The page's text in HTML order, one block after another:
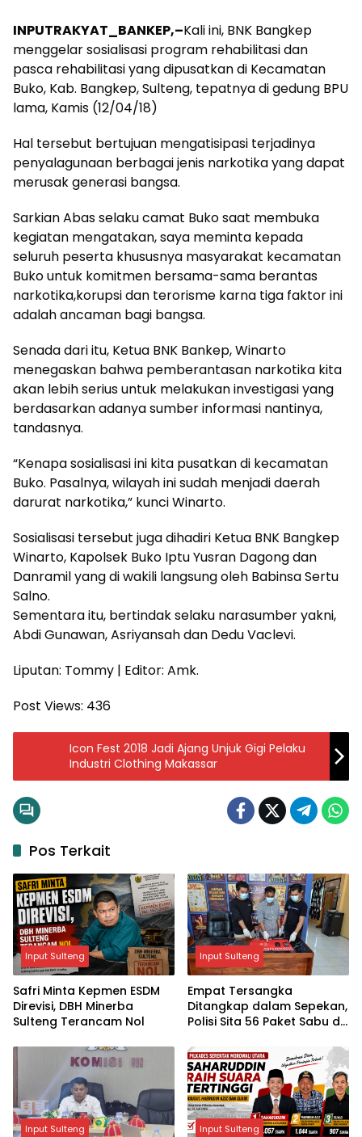
INPUTRAKYAT_BANKEP,–Kali ini, BNK Bangkep
menggelar sosialisasi program rehabilitasi dan
pasca rehabilitasi yang dipusatkan di Kecamatan
Buko, Kab. Bangkep, Sulteng, tepatnya di gedung BPU
lama, Kamis (12/04/18)
Hal tersebut bertujuan mengatisipasi terjadinya
penyalagunaan berbagai jenis narkotika yang dapat
merusak generasi bangsa.
Sarkian Abas selaku camat Buko saat membuka
kegiatan mengatakan, saya meminta kepada
seluruh peserta khususnya masyarakat kecamatan
Buko untuk komitmen bersama-sama berantas
narkotika,korupsi dan terorisme karna tiga faktor ini
adalah ancaman bagi bangsa.
Senada dari itu, Ketua BNK Bankep, Winarto
menegaskan bahwa pemberantasan narkotika kita
akan lebih serius untuk melakukan investigasi yang
berdasarkan adanya sumber informasi nantinya,
tandasnya.
“Kenapa sosialisasi ini kita pusatkan di kecamatan
Buko. Pasalnya, wilayah ini sudah menjadi daerah
darurat narkotika,” kunci Winarto.
Sosialisasi tersebut juga dihadiri Ketua BNK Bangkep
Winarto, Kapolsek Buko Iptu Yusran Dagong dan
Danramil yang di wakili langsung oleh Babinsa Sertu
Salno.
Sementara itu, bertindak selaku narasumber yakni,
Abdi Gunawan, Asriyansah dan Dedu Vaclevi.
Liputan: Tommy | Editor: Amk.
Post Views: 436
Icon Fest 2018 Jadi Ajang Unjuk Gigi Pelaku
Industri Clothing Makassar
Pos Terkait
Input Sulteng
Safri Minta Kepmen ESDM
Direvisi, DBH Minerba
Sulteng Terancam Nol
Input Sulteng
Empat Tersangka
Ditangkap dalam Sepekan,
Polisi Sita 56 Paket Sabu di
Input Sulteng Input Sulteng